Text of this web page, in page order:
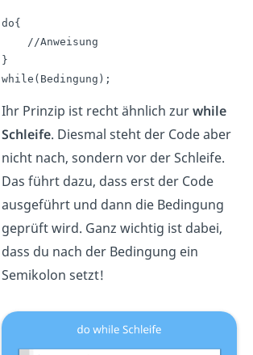
do{
    //Anweisung
}
while(Bedingung);
Ihr Prinzip ist recht ähnlich zurwhile
Schleife. Diesmal steht der Code aber
nicht nach, sondern vor der Schleife.
Das führt dazu, dass erst der Code
ausgeführt und dann die Bedingung
geprüft wird. Ganz wichtig ist dabei,
dass du nach der Bedingung ein
Semikolon setzt!